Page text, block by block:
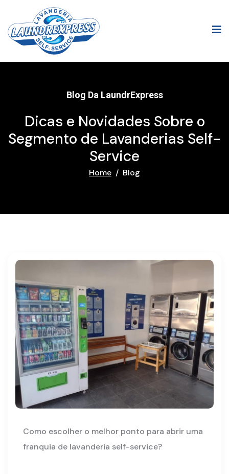
Blog Da LaundrExpress
Dicas e Novidades Sobre o
Segmento de Lavanderias Self-
Service
Home Blog
Como escolher o melhor ponto para abrir uma
franquia de lavanderia self-service?